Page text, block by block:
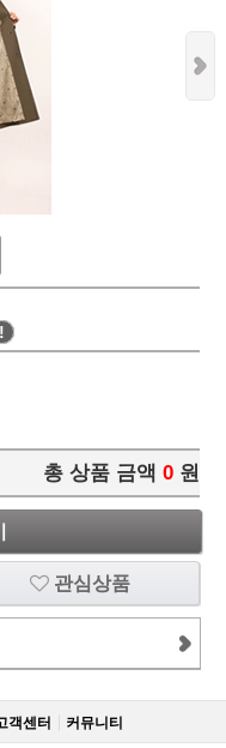
!
총 상품 금액 0 원
관심상품
객센터 커뮤니티